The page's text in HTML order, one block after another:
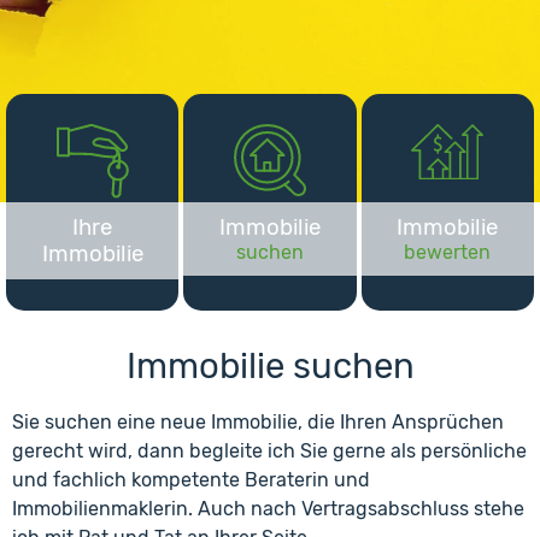
Ihre
Immobilie
Immobilie
suchen
Immobilie
bewerten
Immobilie suchen
Sie suchen eine neue Immobilie, die Ihren Ansprüchen
gerecht wird, dann begleite ich Sie gerne als persönliche
und fachlich kompetente Beraterin und
Immobilienmaklerin. Auch nach Vertragsabschluss stehe